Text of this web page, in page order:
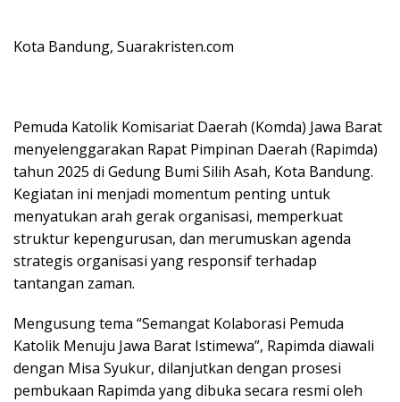
Kota Bandung, Suarakristen.com
Pemuda Katolik Komisariat Daerah (Komda) Jawa Barat
menyelenggarakan Rapat Pimpinan Daerah (Rapimda)
tahun 2025 di Gedung Bumi Silih Asah, Kota Bandung.
Kegiatan ini menjadi momentum penting untuk
menyatukan arah gerak organisasi, memperkuat
struktur kepengurusan, dan merumuskan agenda
strategis organisasi yang responsif terhadap
tantangan zaman.
Mengusung tema “Semangat Kolaborasi Pemuda
Katolik Menuju Jawa Barat Istimewa”, Rapimda diawali
dengan Misa Syukur, dilanjutkan dengan prosesi
pembukaan Rapimda yang dibuka secara resmi oleh